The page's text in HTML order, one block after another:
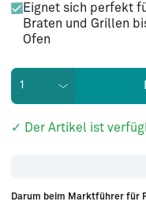
Eignet sich perfekt
Braten und Grillen
Ofen
✓ Der Artikel ist
Darum beim Marktführer für